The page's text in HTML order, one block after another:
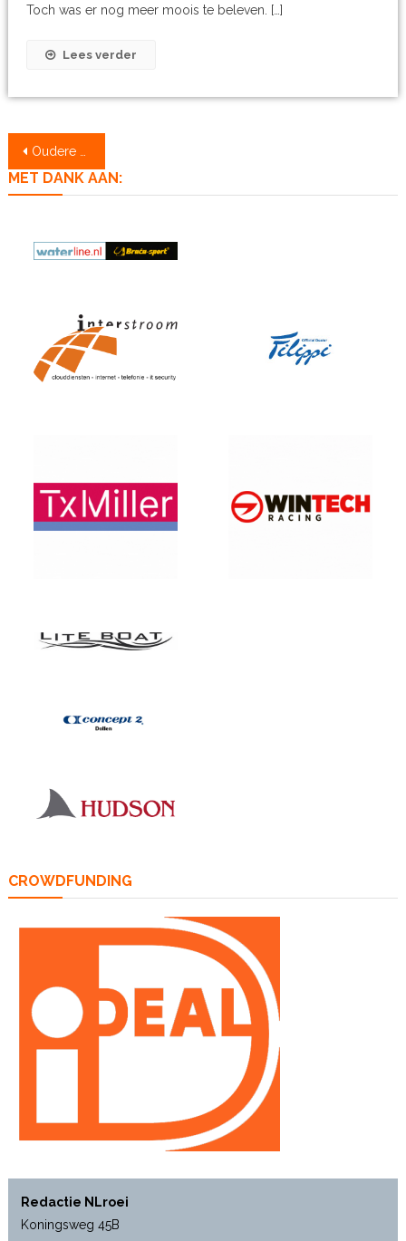
Toch was er nog meer moois te beleven. […]
Lees verder
Berichtennavigatie
Oudere berichten
MET DANK AAN:
CROWDFUNDING
Redactie NLroei
Koningsweg 45B